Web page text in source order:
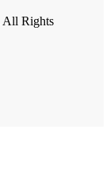
All Rights